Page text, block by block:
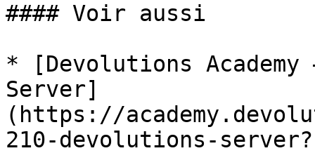
#### Voir aussi
* [Devolutions
Server]
(https://
210-devolutions-